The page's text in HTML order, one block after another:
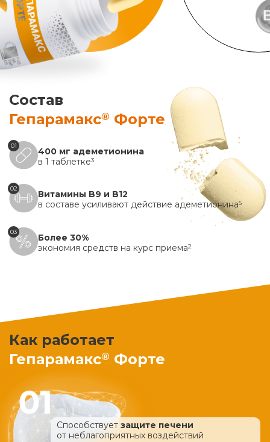
Состав
Гепарамакс® Форте
01
400 мг адеметионина
в 1 таблетке3
02
Витамины B9 и B12
в составе усиливают действие адеметионина5
03
Более 30%
экономия средств на курс приема2
Как работает
Гепарамакс® Форте
Способствует защите печени
от неблагоприятных воздействий